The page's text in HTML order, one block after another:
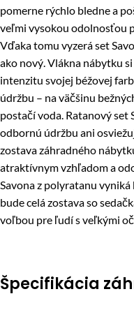
pomerne rýchlo bledne a
veľmi vysokou odolnosťou
Vďaka tomu vyzerá set
ako nový. Vlákna nábytku
intenzitu svojej béžovej
údržbu – na väčšinu
postačí voda. Ratanový set
odbornú údržbu ani
zostava záhradného
atraktívnym vzhľadom a
Savona z polyratanu
bude celá zostava so
voľbou pre ľudí s veľkými
Špecifikácia